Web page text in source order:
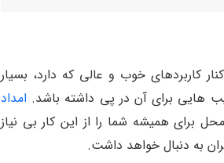
کاربردهای خوب و عالی که دارد، بسیار
برای آن در پی داشته باشد. امداد
برای همیشه شما را از این کار بی نیاز
به دنبال خواهد داشت.